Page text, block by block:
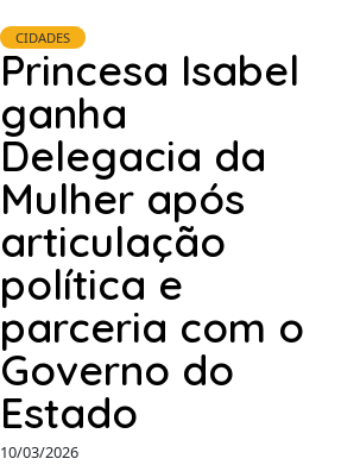
CIDADES
Princesa Isabel
ganha
Delegacia da
Mulher após
articulação
política e
parceria com o
Governo do
Estado
10/03/2026